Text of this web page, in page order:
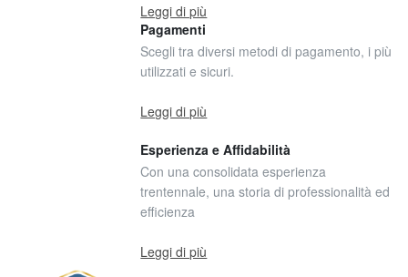
Leggi di più
Pagamenti
Scegli tra diversi metodi di pagamento, i più
utilizzati e sicuri.
Leggi di più
Esperienza e Affidabilità
Con una consolidata esperienza
trentennale, una storia di professionalità ed
efficienza
Leggi di più